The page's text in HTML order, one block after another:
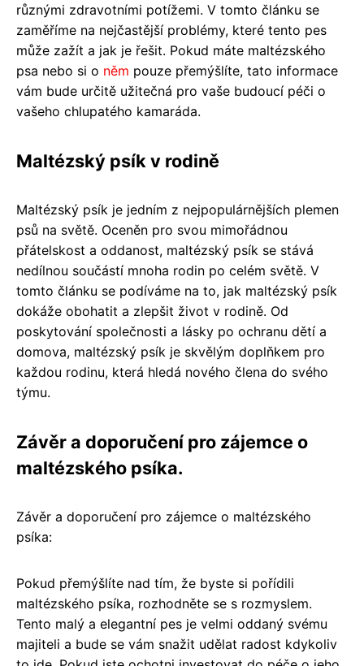
různými zdravotními potížemi. V tomto článku se
zaměříme na nejčastější problémy, které tento pes
může zažít a jak je řešit. Pokud máte maltézského
psa nebo si o něm pouze přemýšlíte, tato informace
vám bude určitě užitečná pro vaše budoucí péči o
vašeho chlupatého kamaráda.
Maltézský psík v rodině
Maltézský psík je jedním z nejpopulárnějších plemen
psů na světě. Oceněn pro svou mimořádnou
přátelskost a oddanost, maltézský psík se stává
nedílnou součástí mnoha rodin po celém světě. V
tomto článku se podíváme na to, jak maltézský psík
dokáže obohatit a zlepšit život v rodině. Od
poskytování společnosti a lásky po ochranu dětí a
domova, maltézský psík je skvělým doplňkem pro
každou rodinu, která hledá nového člena do svého
týmu.
Závěr a doporučení pro zájemce o
maltézského psíka.
Závěr a doporučení pro zájemce o maltézského
psíka:
Pokud přemýšlíte nad tím, že byste si pořídili
maltézského psíka, rozhodněte se s rozmyslem.
Tento malý a elegantní pes je velmi oddaný svému
majiteli a bude se vám snažit udělat radost kdykoliv